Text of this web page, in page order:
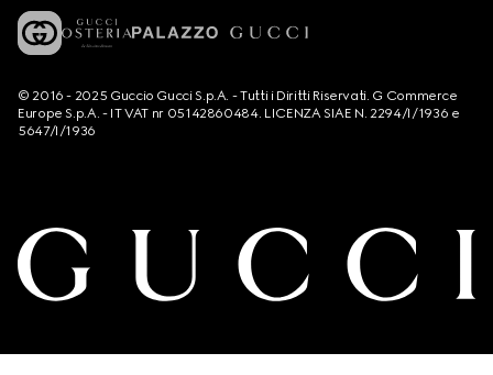
© 2016 - 2025 Guccio Gucci S.p.A. - Tutti i Diritti Riservati. G Commerce
Europe S.p.A. - IT VAT nr 05142860484. LICENZA SIAE N. 2294/I/1936 e
5647/I/1936